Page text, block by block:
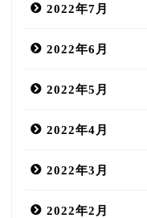
2022年7月
2022年6月
2022年5月
2022年4月
2022年3月
2022年2月